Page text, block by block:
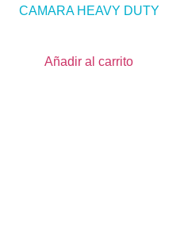
CAMARA HEAVY DUTY
Añadir al carrito